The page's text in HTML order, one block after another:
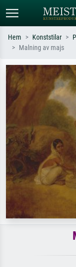
Sök efter konstnär, titel
t.ex. Monet,
impressionism,
Hem Konststilar
Malning av majs